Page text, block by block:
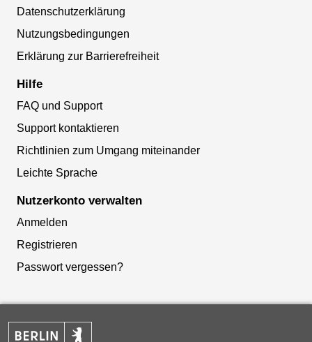
Datenschutzerklärung
Nutzungsbedingungen
Erklärung zur Barrierefreiheit
Hilfe
FAQ und Support
Support kontaktieren
Richtlinien zum Umgang miteinander
Leichte Sprache
Nutzerkonto verwalten
Anmelden
Registrieren
Passwort vergessen?